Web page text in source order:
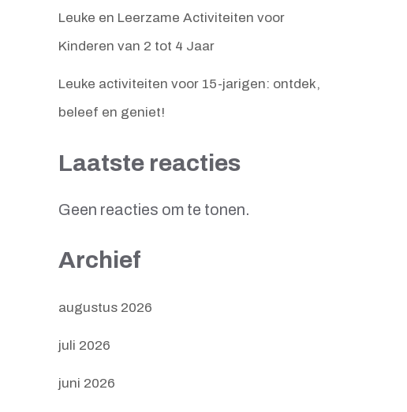
Leuke en Leerzame Activiteiten voor
Kinderen van 2 tot 4 Jaar
Leuke activiteiten voor 15-jarigen: ontdek,
beleef en geniet!
Laatste reacties
Geen reacties om te tonen.
Archief
augustus 2026
juli 2026
juni 2026